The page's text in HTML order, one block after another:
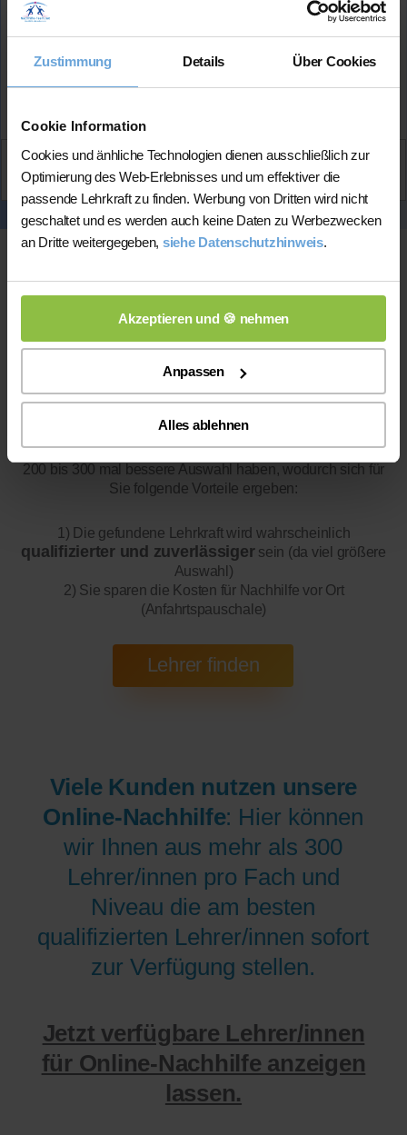
Zustimmung Details Über Cookies
Cookie Information
Cookies und änhliche Technologien dienen ausschließlich zur
Optimierung des Web-Erlebnisses und um effektiver die
passende Lehrkraft zu finden. Werbung von Dritten wird nicht
geschaltet und es werden auch keine Daten zu Werbezwecken
an Dritte weitergegeben, siehe Datenschutzhinweis.
Akzeptieren und 🍪 nehmen
Anpassen
Alles ablehnen
Englisch-Note
Lehrerfahrung:1 Jahr Unterrichtserfahrung
Aktiv
Marlene kontaktieren
Online-Unterricht
Bitte beachten Sie, dass wir fürOnline-Unterrichteine
200 bis 300 mal bessere Auswahl haben, wodurch sich für
Sie folgende Vorteile ergeben:
1) Die gefundene Lehrkraft wird wahrscheinlich
qualifizierter und zuverlässigersein (da viel größere
Auswahl)
2) Sie sparen die Kosten für Nachhilfe vor Ort
(Anfahrtspauschale)
Viele Kunden nutzen unsere
Online-Nachhilfe: Hier können
wir Ihnen aus mehr als 300
Lehrer/innen pro Fach und
Niveau die am besten
qualifizierten Lehrer/innen sofort
zur Verfügung stellen.
Jetzt verfügbare Lehrer/innen
für Online-Nachhilfe anzeigen
lassen.